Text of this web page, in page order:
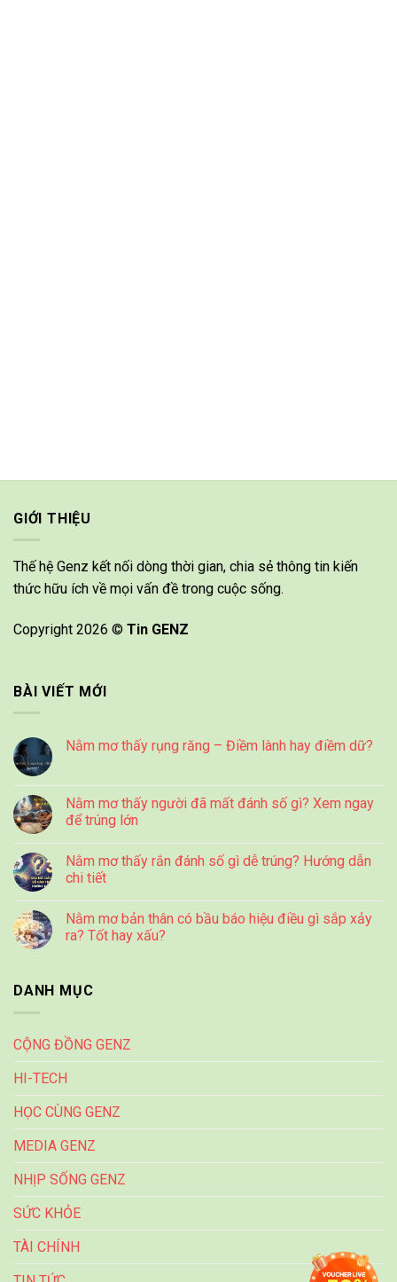
GIỚI THIỆU
Thế hệ Genz kết nối dòng thời gian, chia sẻ thông tin kiến
thức hữu ích về mọi vấn đề trong cuộc sống.
Copyright 2026 © Tin GENZ
BÀI VIẾT MỚI
Nằm mơ thấy rụng răng – Điềm lành hay điềm dữ?
Nằm mơ thấy người đã mất đánh số gì? Xem ngay
để trúng lớn
Nằm mơ thấy rắn đánh số gì dễ trúng? Hướng dẫn
chi tiết
Nằm mơ bản thân có bầu báo hiệu điều gì sắp xảy
ra? Tốt hay xấu?
DANH MỤC
CỘNG ĐỒNG GENZ
HI-TECH
HỌC CÙNG GENZ
MEDIA GENZ
NHỊP SỐNG GENZ
SỨC KHỎE
TÀI CHÍNH